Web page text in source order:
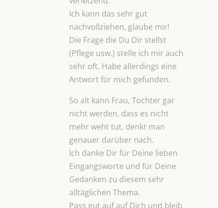
Ich kann das sehr gut
nachvollziehen, glaube mir!
Die Frage die Du Dir stellst
(Pflege usw.) stelle ich mir auch
sehr oft. Habe allerdings eine
Antwort für mich gefunden.
So alt kann Frau, Tochter gar
nicht werden, dass es nicht
mehr weht tut, denkt man
genauer darüber nach.
Ich danke Dir für Deine lieben
Eingangsworte und für Deine
Gedanken zu diesem sehr
alltäglichen Thema.
Pass gut auf auf Dich und bleib